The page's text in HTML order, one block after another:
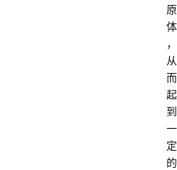
原
体
，
从
而
起
到
一
定
的